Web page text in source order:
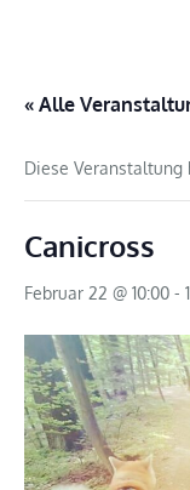
« Alle
Diese
Canicross
Februar 22 @ 10:00 -